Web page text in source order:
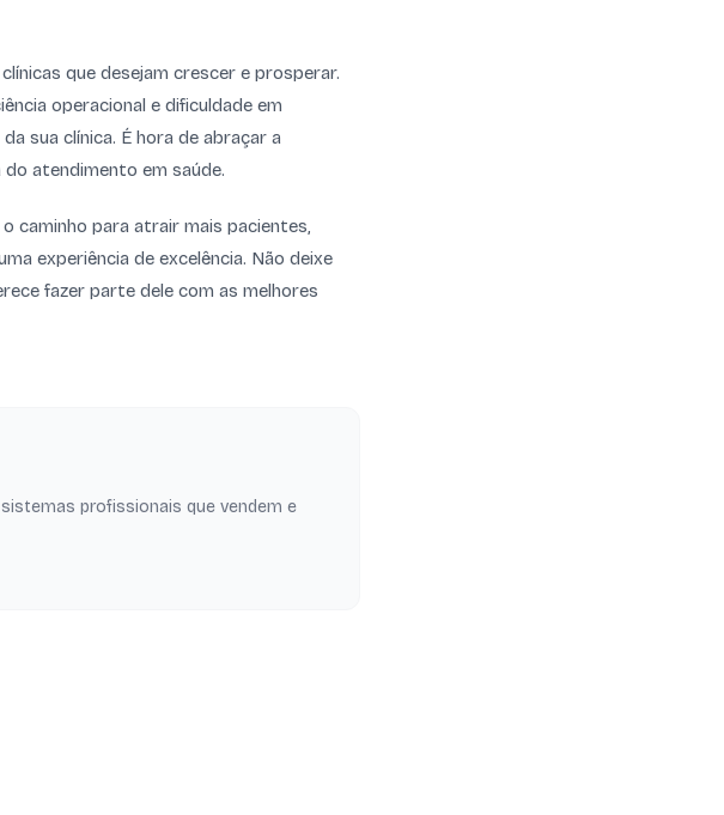
que desejam crescer e prosperar.
operacional e dificuldade em
sua clínica. É hora de abraçar a
atendimento em saúde.
caminho para atrair mais pacientes,
experiência de excelência. Não deixe
fazer parte dele com as melhores
profissionais que vendem e